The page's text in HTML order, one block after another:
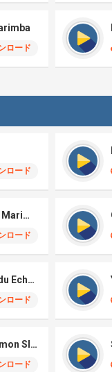
ロード
ロード
Low Cortisol Song – Marimba
ロード
Chinese Phonk – Midu Echoing (Marimba Cover)
ロード
Zenitsu Theme – Demon Slayer ( マリンバ)
ロード